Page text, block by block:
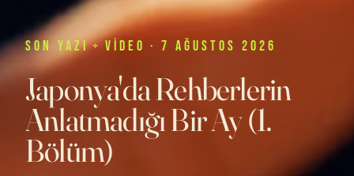
SON YAZI + VIDEO · 7 AĞUSTOS 2026
Japonya'da Rehberlerin
Anlatmadığı Bir Ay (1.
Bölüm)